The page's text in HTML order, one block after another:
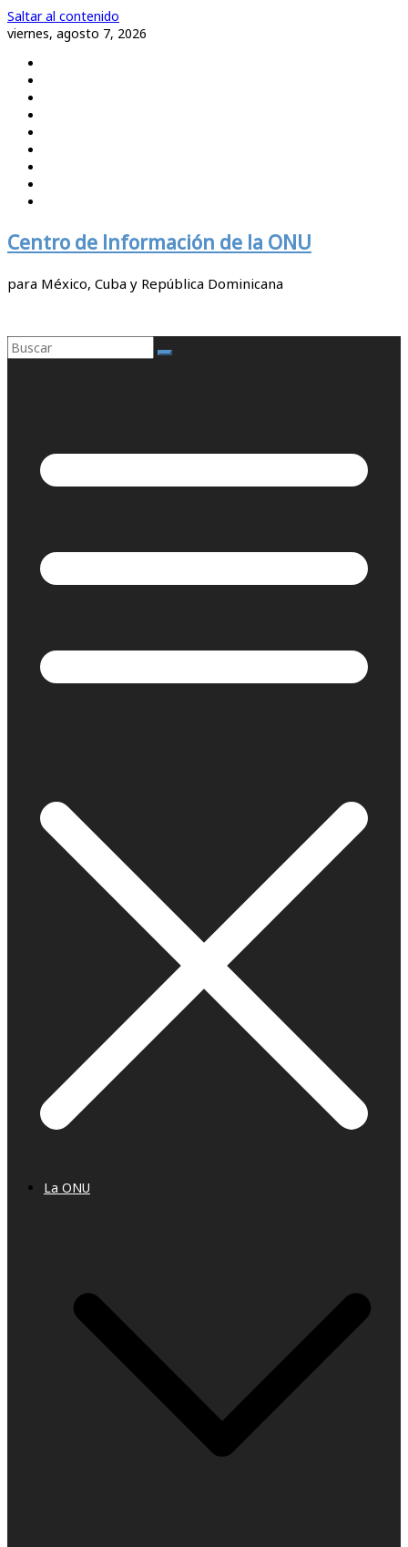
Saltar al contenido
viernes, agosto 7, 2026
Centro de Información de la ONU
para México, Cuba y República Dominicana
La ONU